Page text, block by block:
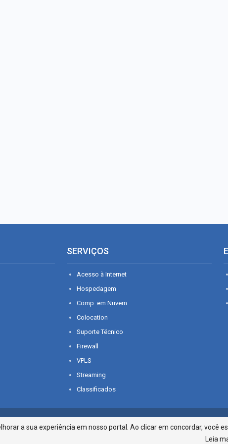
SERVIÇOS
Acesso à Internet
Hospedagem
Comp. em Nuvem
Colocation
Suporte Técnico
Firewall
VPLS
Streaming
Classificados
Todos os direitos reservados.
a sua experiência em nosso portal. Ao clicar em concordar, você
Leia